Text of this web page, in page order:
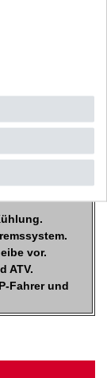
Verbindung.
ABE
Belastung der
vor.
ATV.
Fahrer und